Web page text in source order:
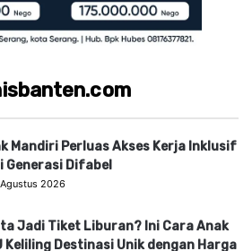
Mandiri Perluas Akses Kerja Inklusif
Generasi Difabel
2026
Jadi Tiket Liburan? Ini Cara Anak
Keliling Destinasi Unik dengan Harga